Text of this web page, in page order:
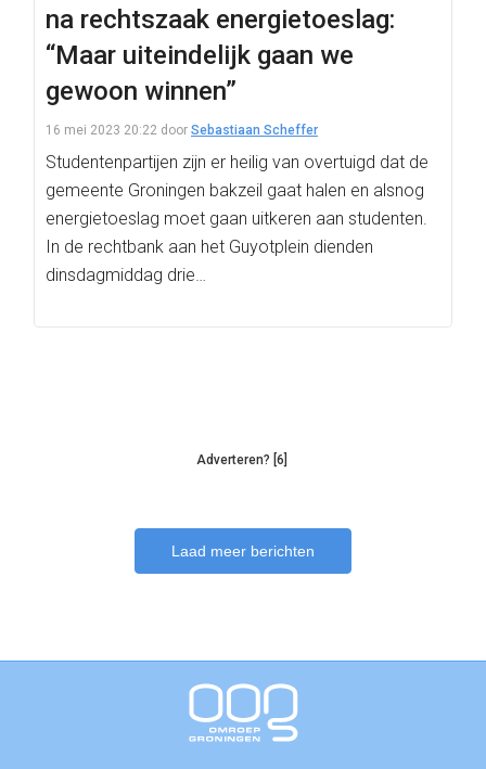
na rechtszaak energietoeslag:
“Maar uiteindelijk gaan we
gewoon winnen”
16 mei 2023 20:22 door Sebastiaan Scheffer
Studentenpartijen zijn er heilig van overtuigd dat de
gemeente Groningen bakzeil gaat halen en alsnog
energietoeslag moet gaan uitkeren aan studenten.
In de rechtbank aan het Guyotplein dienden
dinsdagmiddag drie…
Adverteren? [6]
Laad meer berichten